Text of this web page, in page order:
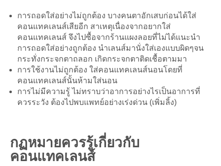
การถอดใส่อย่างไม่ถูกต้อง บางคนตาอักเสบก่อนได้ใส่
คอนแทคเลนส์เสียอีก สาเหตุเนื่องจากอยากใส่
คอนแทคเลนส์ จึงไปซื้อจากร้านแผงลอยที่ไม่ได้แนะนำ
การถอดใส่อย่างถูกต้อง นำเลนส์มานั่งใส่เองแบบผิดๆจน
กระทั่งกระจกตาถลอก เกิดกระจกตาติดเชื้อตามมา
การใช้งานไม่ถูกต้อง ใส่คอนแทคเลนส์นอนโดยที่
คอนแทคเลนส์นั้นห้ามใส่นอน
การไม่มีความรู้ ไม่ทราบว่าอาการอย่างไรเป็นอาการที่
ควรระวัง ต้องไปพบแพทย์อย่างเร่งด่วน (เพิ่มลิ้ง)
กฏหมายควรรู้เกี่ยวกับ
คอนแทคเลนส์